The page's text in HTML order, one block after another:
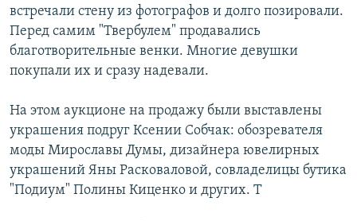
встречали стену из фотографов и долго позировали.
Перед самим "Твербулем" продавались
благотворительные венки. Многие девушки
покупали их и сразу надевали.
На этом аукционе на продажу были выставлены
украшения подруг Ксении Собчак: обозревателя
моды Мирославы Думы, дизайнера ювелирных
украшений Яны Расковаловой, совладелицы бутика
"Подиум" Полины Киценко и других. Т